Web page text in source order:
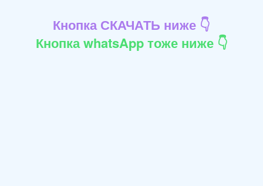
Кнопка СКАЧАТЬ ниже 👇
Кнопка whatsApp тоже ниже 👇